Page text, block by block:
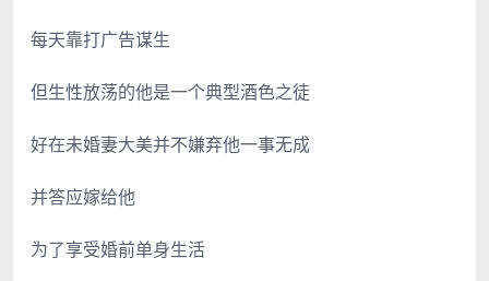
每天靠打广告谋生
但生性放荡的他是一个典型酒色之徒
好在未婚妻大美并不嫌弃他一事无成
并答应嫁给他
为了享受婚前单身生活